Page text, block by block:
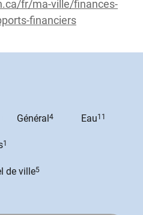
fr/ma-ville/finances-
financiers
Général4 Eau11
1
de ville5